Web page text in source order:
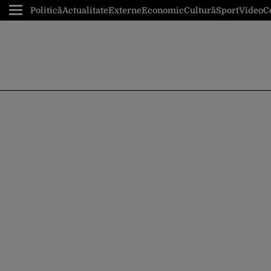
PoliticăActualitateExterneEconomicCulturăSportVideo